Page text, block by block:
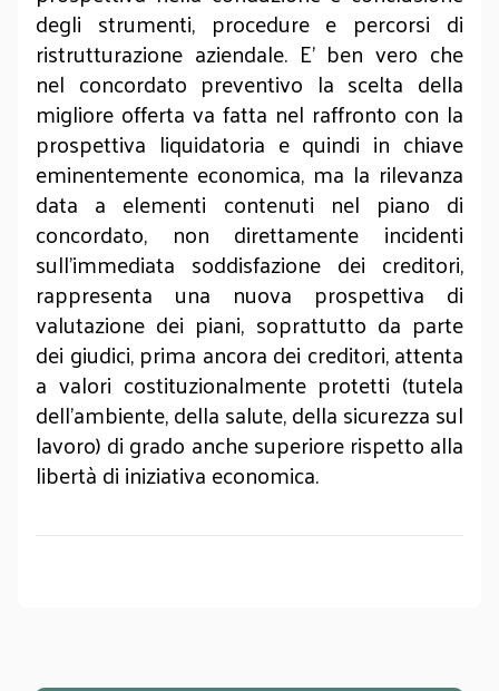
degli strumenti, procedure e percorsi di
ristrutturazione aziendale. E’ ben vero che
nel concordato preventivo la scelta della
migliore offerta va fatta nel raffronto con la
prospettiva liquidatoria e quindi in chiave
eminentemente economica, ma la rilevanza
data a elementi contenuti nel piano di
concordato, non direttamente incidenti
sull’immediata soddisfazione dei creditori,
rappresenta una nuova prospettiva di
valutazione dei piani, soprattutto da parte
dei giudici, prima ancora dei creditori, attenta
a valori costituzionalmente protetti (tutela
dell’ambiente, della salute, della sicurezza sul
lavoro) di grado anche superiore rispetto alla
libertà di iniziativa economica.